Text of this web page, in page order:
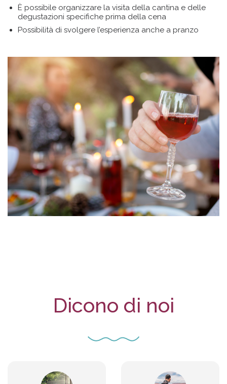
È possibile organizzare la visita della cantina e delle
degustazioni specifiche prima della cena
Possibilità di svolgere l’esperienza anche a pranzo
Dicono di noi